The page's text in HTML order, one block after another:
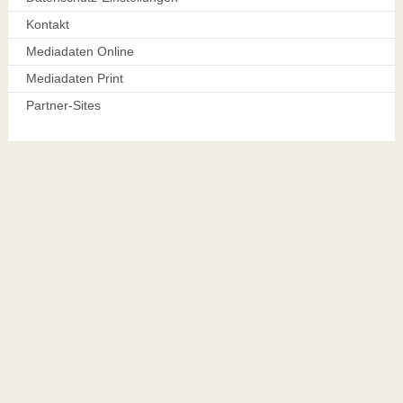
Kontakt
Mediadaten Online
Mediadaten Print
Partner-Sites